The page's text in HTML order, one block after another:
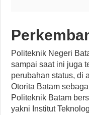
Politeknik Negeri
sampai saat ini juga
perubahan status, di
Otorita Batam
Politeknik Batam
yakni Institut